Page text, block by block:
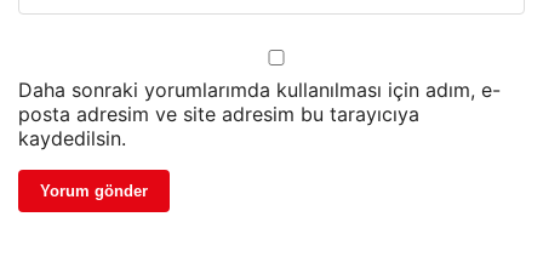
Daha sonraki yorumlarımda kullanılması için adım, e-
posta adresim ve site adresim bu tarayıcıya
kaydedilsin.